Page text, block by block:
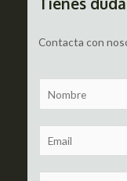
Contacta con
a
m
m
a